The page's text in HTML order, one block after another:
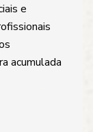
e
acumulada